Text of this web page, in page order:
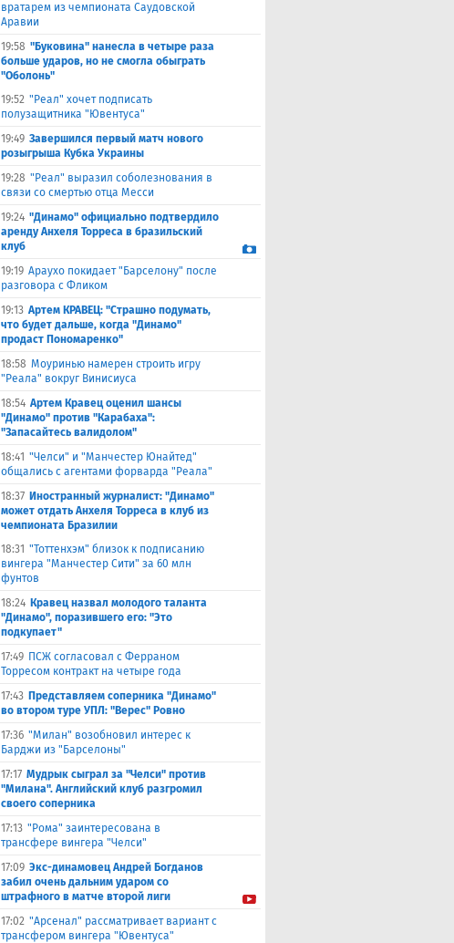
вратарем из чемпионата Саудовской
Аравии
19:58 "Буковина" нанесла в четыре раза
больше ударов, но не смогла обыграть
"Оболонь"
19:52 "Реал" хочет подписать
полузащитника "Ювентуса"
19:49 Завершился первый матч нового
розыгрыша Кубка Украины
19:28 "Реал" выразил соболезнования в
связи со смертью отца Месси
19:24 "Динамо" официально подтвердило
аренду Анхеля Торреса в бразильский
клуб
19:19 Араухо покидает "Барселону" после
разговора с Фликом
19:13 Артем КРАВЕЦ: "Страшно подумать,
что будет дальше, когда "Динамо"
продаст Пономаренко"
18:58 Моуринью намерен строить игру
"Реала" вокруг Винисиуса
18:54 Артем Кравец оценил шансы
"Динамо" против "Карабаха":
"Запасайтесь валидолом"
18:41 "Челси" и "Манчестер Юнайтед"
общались с агентами форварда "Реала"
18:37 Иностранный журналист: "Динамо"
может отдать Анхеля Торреса в клуб из
чемпионата Бразилии
18:31 "Тоттенхэм" близок к подписанию
вингера "Манчестер Сити" за 60 млн
фунтов
18:24 Кравец назвал молодого таланта
"Динамо", поразившего его: "Это
подкупает"
17:49 ПСЖ согласовал с Ферраном
Торресом контракт на четыре года
17:43 Представляем соперника "Динамо"
во втором туре УПЛ: "Верес" Ровно
17:36 "Милан" возобновил интерес к
Барджи из "Барселоны"
17:17 Мудрык сыграл за "Челси" против
"Милана". Английский клуб разгромил
своего соперника
17:13 "Рома" заинтересована в
трансфере вингера "Челси"
17:09 Экс-динамовец Андрей Богданов
забил очень дальним ударом со
штрафного в матче второй лиги
17:02 "Арсенал" рассматривает вариант с
трансфером вингера "Ювентуса"